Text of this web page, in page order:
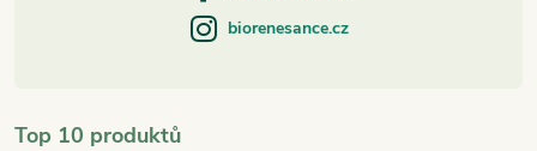
Top 10 produktů
biorenesance.cz